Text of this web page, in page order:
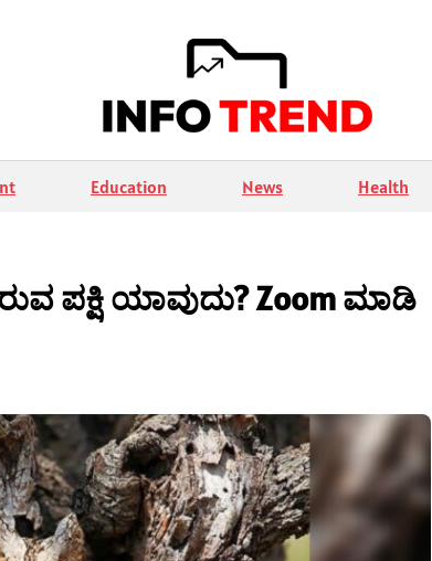
Education News Health
ಪಕ್ಷಿ ಯಾವುದು? Zoom ಮಾಡಿ